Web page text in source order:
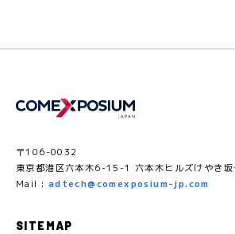
〒106-0032
東京都港区六本木6-15-1 六本木ヒルズけやき
Mail : adtech@comexposium-jp.com
SITEMAP